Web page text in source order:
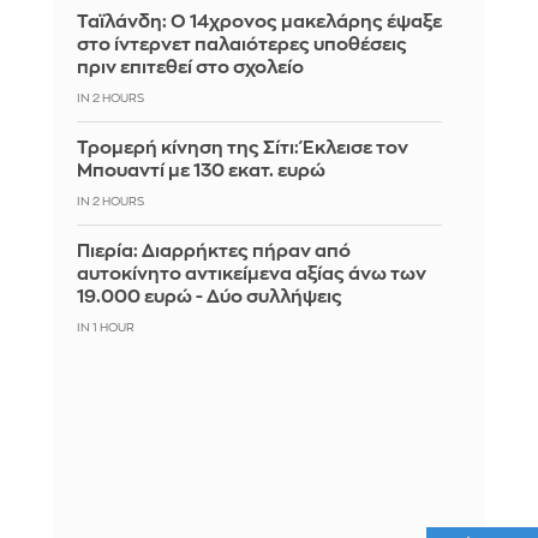
Ταϊλάνδη: Ο 14χρονος μακελάρης έψαξε
στο ίντερνετ παλαιότερες υποθέσεις
πριν επιτεθεί στο σχολείο
IN 2 HOURS
Τρομερή κίνηση της Σίτι: Έκλεισε τον
Μπουαντί με 130 εκατ. ευρώ
IN 2 HOURS
Πιερία: Διαρρήκτες πήραν από
αυτοκίνητο αντικείμενα αξίας άνω των
19.000 ευρώ - Δύο συλλήψεις
IN 1 HOUR